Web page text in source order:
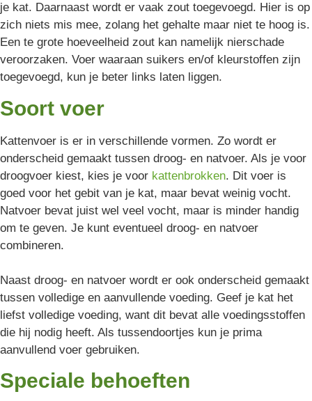
je kat. Daarnaast wordt er vaak zout toegevoegd. Hier is op
zich niets mis mee, zolang het gehalte maar niet te hoog is.
Een te grote hoeveelheid zout kan namelijk nierschade
veroorzaken. Voer waaraan suikers en/of kleurstoffen zijn
toegevoegd, kun je beter links laten liggen.
Soort voer
Kattenvoer is er in verschillende vormen. Zo wordt er
onderscheid gemaakt tussen droog- en natvoer. Als je voor
droogvoer kiest, kies je voor kattenbrokken. Dit voer is
goed voor het gebit van je kat, maar bevat weinig vocht.
Natvoer bevat juist wel veel vocht, maar is minder handig
om te geven. Je kunt eventueel droog- en natvoer
combineren.
Naast droog- en natvoer wordt er ook onderscheid gemaakt
tussen volledige en aanvullende voeding. Geef je kat het
liefst volledige voeding, want dit bevat alle voedingsstoffen
die hij nodig heeft. Als tussendoortjes kun je prima
aanvullend voer gebruiken.
Speciale behoeften